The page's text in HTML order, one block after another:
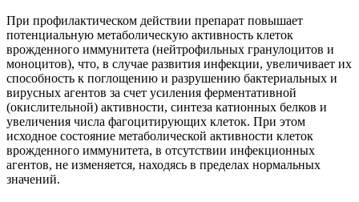
При профилактическом действии препарат повышает
потенциальную метаболическую активность клеток
врожденного иммунитета (нейтрофильных гранулоцитов и
моноцитов), что, в случае развития инфекции, увеличивает их
способность к поглощению и разрушению бактериальных и
вирусных агентов за счет усиления ферментативной
(окислительной) активности, синтеза катионных белков и
увеличения числа фагоцитирующих клеток. При этом
исходное состояние метаболической активности клеток
врожденного иммунитета, в отсутствии инфекционных
агентов, не изменяется, находясь в пределах нормальных
значений.